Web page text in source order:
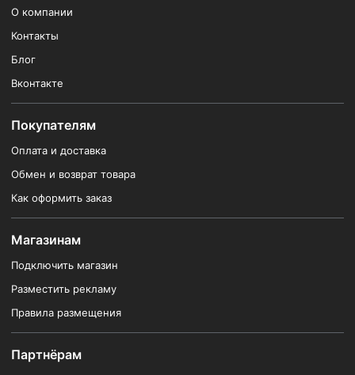
О компании
Контакты
Блог
Вконтакте
Покупателям
Оплата и доставка
Обмен и возврат товара
Как оформить заказ
Магазинам
Подключить магазин
Разместить рекламу
Правила размещения
Партнёрам